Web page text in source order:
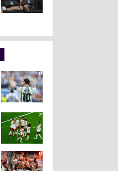
0
2
0